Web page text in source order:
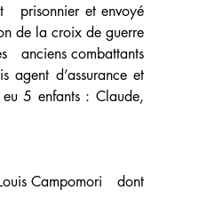
prisonnier et envoyé
de la croix de guerre
anciens combattants
agent d’assurance et
5 enfants : Claude,
Campomori   dont